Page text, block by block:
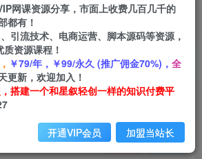
费 正文
程，掌握小红书玩法规则，开店
关注 私信
网课资源分享，市面上收费几百几千的
都有！
引流技术、电商运营、脚本源码等资源，
资源课程！
￥79/年，￥99/永久 (推广佣金70%)， 全
更新，欢迎加入！
搭建一个和星叙轻创一样的知识付费平
开通VIP会员 加盟当站长